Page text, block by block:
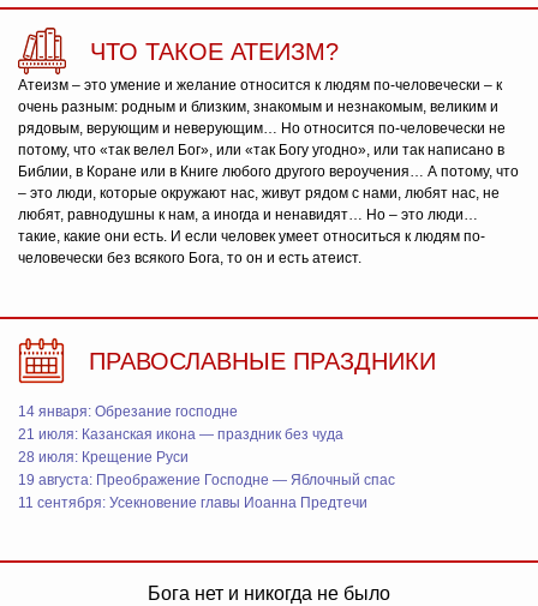
ЧТО ТАКОЕ АТЕИЗМ?
Атеизм – это умение и желание относится к людям по-человечески – к
очень разным: родным и близким, знакомым и незнакомым, великим и
рядовым, верующим и неверующим… Но относится по-человечески не
потому, что «так велел Бог», или «так Богу угодно», или так написано в
Библии, в Коране или в Книге любого другого вероучения… А потому, что
– это люди, которые окружают нас, живут рядом с нами, любят нас, не
любят, равнодушны к нам, а иногда и ненавидят… Но – это люди…
такие, какие они есть. И если человек умеет относиться к людям по-
человечески без всякого Бога, то он и есть атеист.
ПРАВОСЛАВНЫЕ ПРАЗДНИКИ
14 января: Обрезание господне
21 июля: Казанская икона — праздник без чуда
28 июля: Крещение Руси
19 августа: Преображение Господне — Яблочный спас
11 сентября: Усекновение главы Иоанна Предтечи
Бога нет и никогда не было